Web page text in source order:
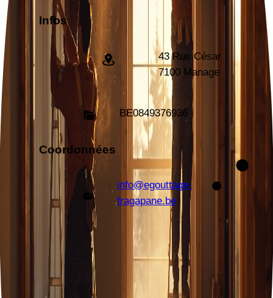
Infos
43 Rue César
7100 Manage
BE0849376936
Coordonnées
info@egouttage-
fragapane.be